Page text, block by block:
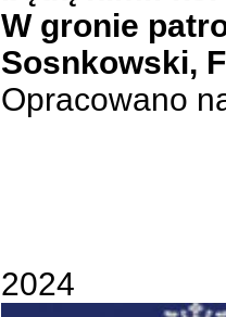
W gronie
Sosnkowski,
Opracowano
2024